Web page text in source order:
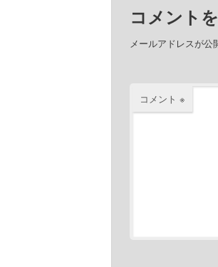
コメント
メールアドレスが公
コメント ※